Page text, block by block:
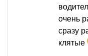
очень
сразу
клятые